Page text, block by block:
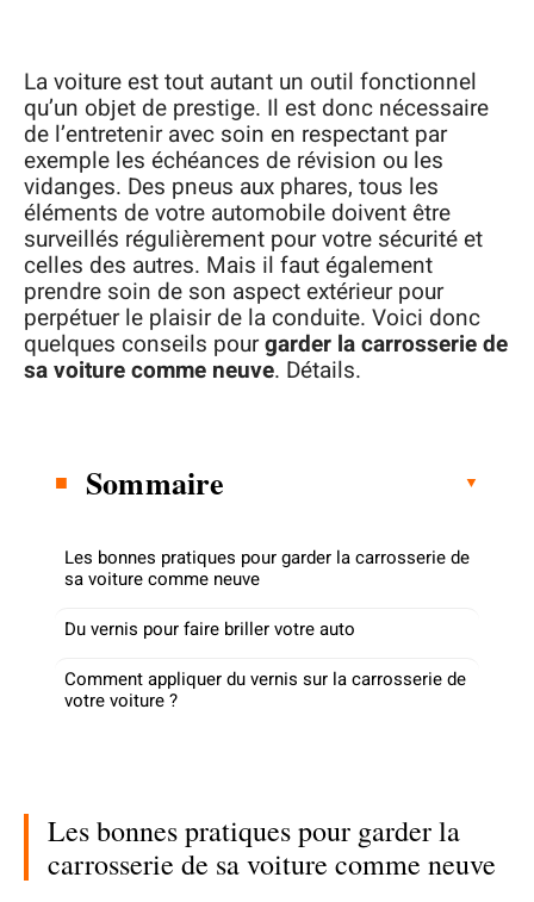
La voiture est tout autant un outil fonctionnel
qu’un objet de prestige. Il est donc nécessaire
de l’entretenir avec soin en respectant par
exemple les échéances de révision ou les
vidanges. Des pneus aux phares, tous les
éléments de votre automobile doivent être
surveillés régulièrement pour votre sécurité et
celles des autres. Mais il faut également
prendre soin de son aspect extérieur pour
perpétuer le plaisir de la conduite. Voici donc
quelques conseils pourgarder la carrosserie de
sa voiture comme neuve. Détails.
Sommaire
Les bonnes pratiques pour garder la carrosserie de
sa voiture comme neuve
Du vernis pour faire briller votre auto
Comment appliquer du vernis sur la carrosserie de
votre voiture ?
Les bonnes pratiques pour garder la
carrosserie de sa voiture comme neuve